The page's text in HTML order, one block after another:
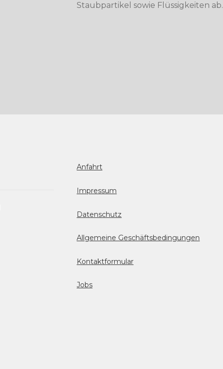
Staubpartikel sowie Flüssigkeiten ab.
Anfahrt
Impressum
Datenschutz
Allgemeine Geschäftsbedingungen
Kontaktformular
Jobs